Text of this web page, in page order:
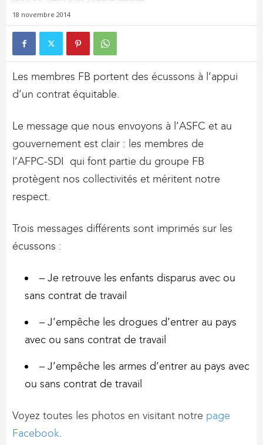
18 novembre 2014
Les membres FB portent des écussons à l’appui
d’un contrat équitable.
Le message que nous envoyons à l’ASFC et au
gouvernement est clair : les membres de
l’AFPC‑SDI qui font partie du groupe FB
protègent nos collectivités et méritent notre
respect.
Trois messages différents sont imprimés sur les
écussons :
– Je retrouve les enfants disparus avec ou
sans contrat de travail
– J’empêche les drogues d’entrer au pays
avec ou sans contrat de travail
– J’empêche les armes d’entrer au pays avec
ou sans contrat de travail
Voyez toutes les photos en visitant notre page
Facebook.